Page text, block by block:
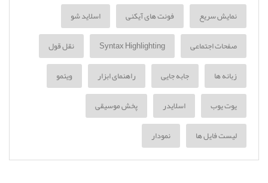
نمایش سریع
فونت های آیکنی
اسلاید شو
صفحات اجتماعی
Syntax Highlighting
نقل قول
زبانه ها
جابه جایی راهنمای ابزار
ویئمو
یوت یوب
اسلایدر
پخش موسیقی
لیست فایل ها
نمودار